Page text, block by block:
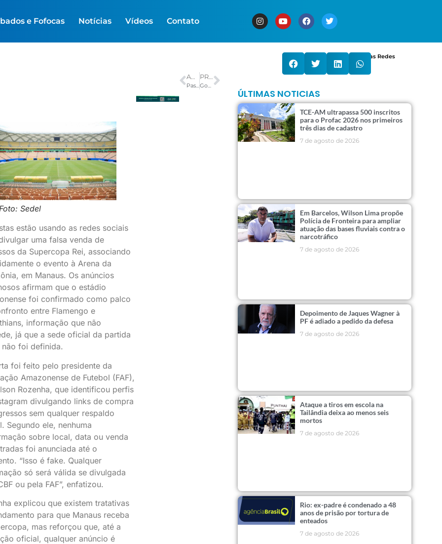
e Fofocas Notícias Vídeos Contato
Sedel
estão usando as redes sociais
uma falsa venda de
da Supercopa Rei, associando
o evento à Arena da
em Manaus. Os anúncios
afirmam que o estádio
foi confirmado como palco
entre Flamengo e
informação que não
já que a sede oficial da partida
não foi definida.
foi feito pelo presidente da
Amazonense de Futebol (FAF),
Rozenha, que identificou perfis
divulgando links de compra
sem qualquer respaldo
Segundo ele, nenhuma
sobre local, data ou venda
foi anunciada até o
“Isso é fake. Qualquer
só será válida se divulgada
ou pela FAF”, enfatizou.
explicou que existem tratativas
para que Manaus receba
mas reforçou que, até a
oficial, qualquer anúncio é
ANTERIOR
Passagem dos ônibus urbanos do Rio vai subir para R$ 5 no domingo
PRÓXIMO
Governo do Amazonas intensifica esquema de segurança para a virada do ano
Compartilhe nas Redes
ÚLTIMAS NOTICIAS
TCE-AM ultrapassa 500 inscritos
para o Profac 2026 nos primeiros
três dias de cadastro
7 de agosto de 2026
Em Barcelos, Wilson Lima propõe
Polícia de Fronteira para ampliar
atuação das bases fluviais contra o
narcotráfico
7 de agosto de 2026
Depoimento de Jaques Wagner à
PF é adiado a pedido da defesa
7 de agosto de 2026
Ataque a tiros em escola na
Tailândia deixa ao menos seis
mortos
7 de agosto de 2026
Rio: ex-padre é condenado a 48
anos de prisão por tortura de
enteados
7 de agosto de 2026